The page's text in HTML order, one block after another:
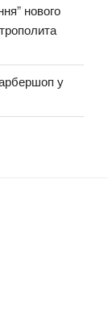
нового
у